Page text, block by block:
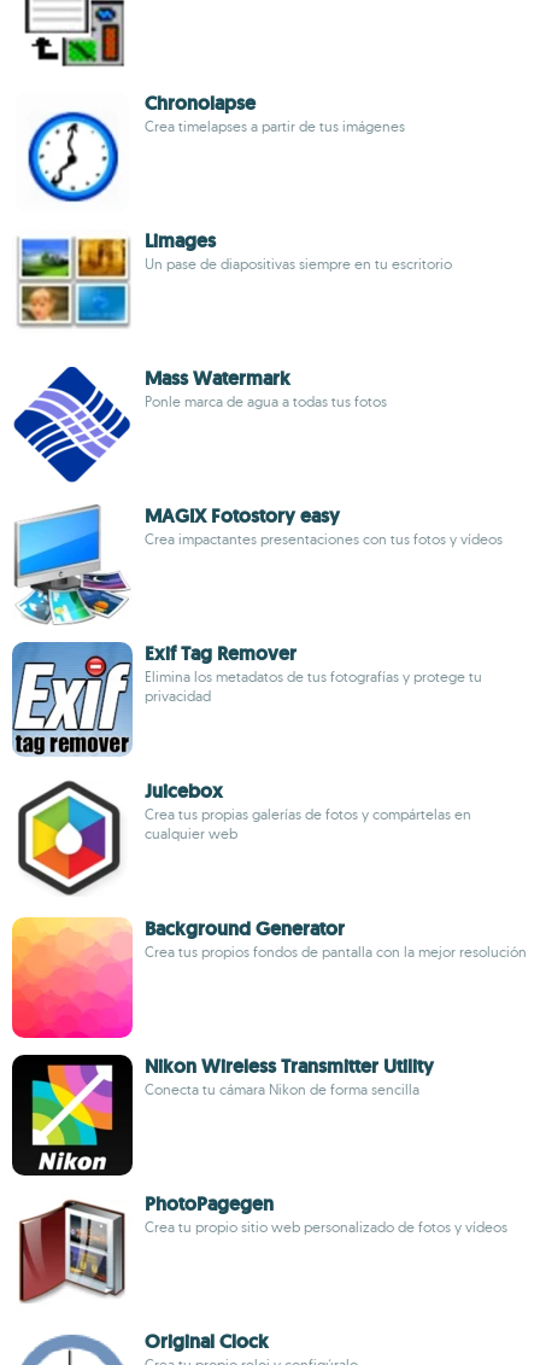
Chronolapse
Crea timelapses a partir de tus imágenes
Limages
Un pase de diapositivas siempre en tu escritorio
Mass Watermark
Ponle marca de agua a todas tus fotos
MAGIX Fotostory easy
Crea impactantes presentaciones con tus fotos y vídeos
Exif Tag Remover
Elimina los metadatos de tus fotografías y protege tu
privacidad
Juicebox
Crea tus propias galerías de fotos y compártelas en
cualquier web
Background Generator
Crea tus propios fondos de pantalla con la mejor resolución
Nikon Wireless Transmitter Utility
Conecta tu cámara Nikon de forma sencilla
PhotoPagegen
Crea tu propio sitio web personalizado de fotos y vídeos
Original Clock